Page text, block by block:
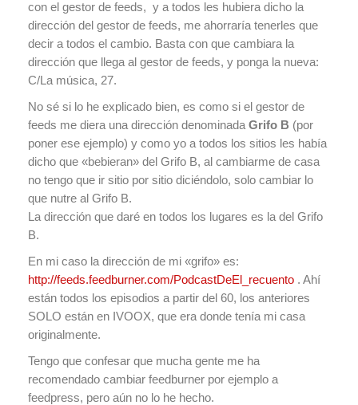
con el gestor de feeds, y a todos les hubiera dicho la
dirección del gestor de feeds, me ahorraría tenerles que
decir a todos el cambio. Basta con que cambiara la
dirección que llega al gestor de feeds, y ponga la nueva:
C/La música, 27.
No sé si lo he explicado bien, es como si el gestor de
feeds me diera una dirección denominada Grifo B (por
poner ese ejemplo) y como yo a todos los sitios les había
dicho que «bebieran» del Grifo B, al cambiarme de casa
no tengo que ir sitio por sitio diciéndolo, solo cambiar lo
que nutre al Grifo B.
La dirección que daré en todos los lugares es la del Grifo
B.
En mi caso la dirección de mi «grifo» es:
http://feeds.feedburner.com/PodcastDeEl_recuento . Ahí
están todos los episodios a partir del 60, los anteriores
SOLO están en IVOOX, que era donde tenía mi casa
originalmente.
Tengo que confesar que mucha gente me ha
recomendado cambiar feedburner por ejemplo a
feedpress, pero aún no lo he hecho.